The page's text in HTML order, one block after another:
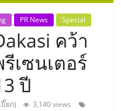
PR News Special
คว้า
เซนเตอร์
ปี
ยก)
3,140 views